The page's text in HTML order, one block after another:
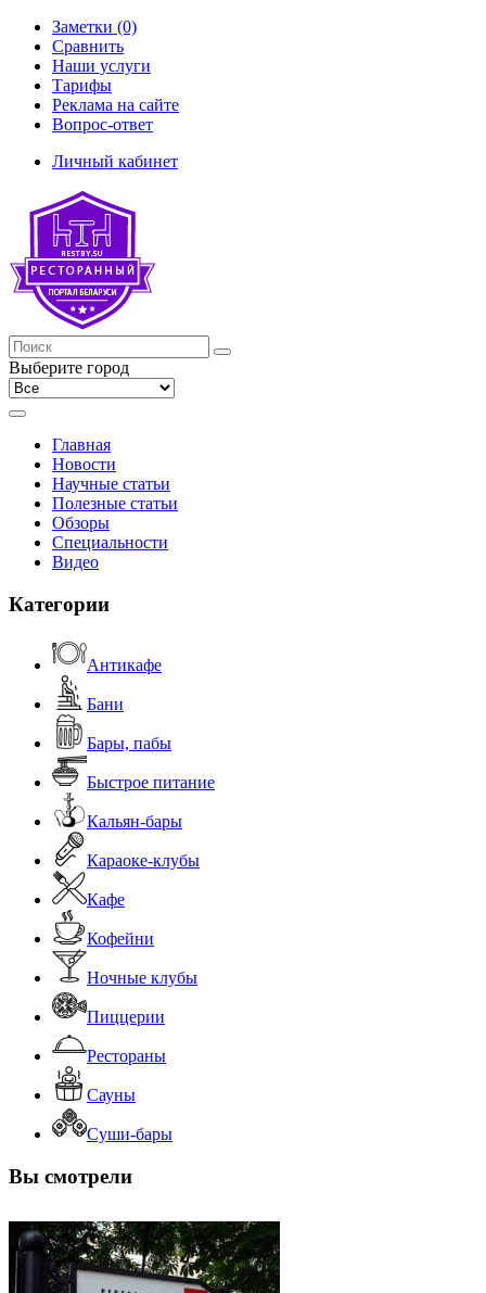
Заметки (0)
Сравнить
Наши услуги
Тарифы
Реклама на сайте
Вопрос-ответ
Личный кабинет
Выберите город
Главная
Новости
Научные статьи
Полезные статьи
Обзоры
Специальности
Видео
Категории
Антикафе
Бани
Бары, пабы
Быстрое питание
Кальян-бары
Караоке-клубы
Кафе
Кофейни
Ночные клубы
Пиццерии
Рестораны
Сауны
Суши-бары
Вы смотрели